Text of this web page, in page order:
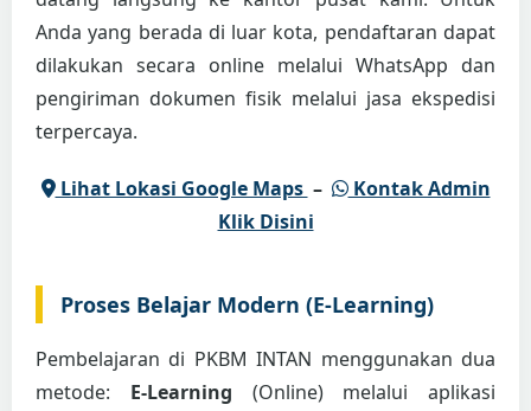
Anda yang berada di luar kota, pendaftaran dapat
dilakukan secara online melalui WhatsApp dan
pengiriman dokumen fisik melalui jasa ekspedisi
terpercaya.
Lihat Lokasi Google Maps –
Kontak Admin
Klik Disini
Proses Belajar Modern (E-Learning)
Pembelajaran di PKBM INTAN menggunakan dua
metode: E-Learning (Online) melalui aplikasi